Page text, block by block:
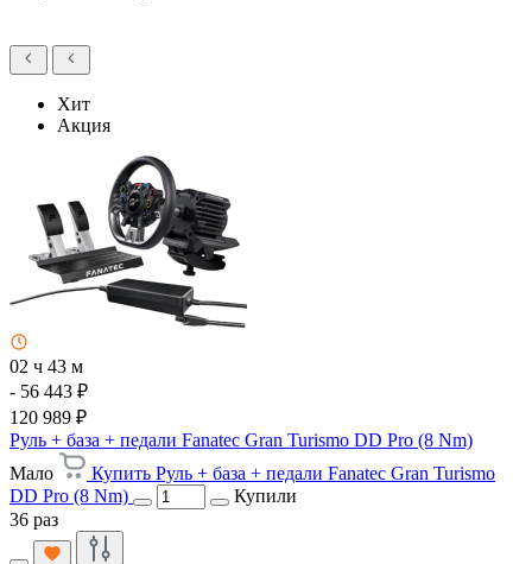
Хит
Акция
02 ч 43 м
- 56 443 ₽
120 989 ₽
Руль + база + педали Fanatec Gran Turismo DD Pro (8 Nm)
Мало
Купить Руль + база + педали Fanatec Gran Turismo
DD Pro (8 Nm)
Купили
36 раз